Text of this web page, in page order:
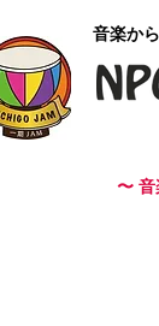
音楽か
〜